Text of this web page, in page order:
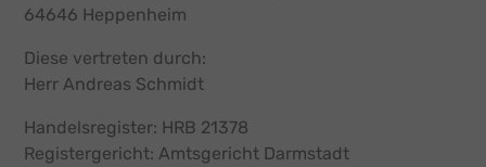
64646 Heppenheim
Diese vertreten durch:
Herr Andreas Schmidt
Handelsregister: HRB 21378
Registergericht: Amtsgericht Darmstadt